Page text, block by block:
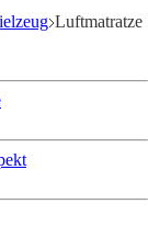
Luftmatratze